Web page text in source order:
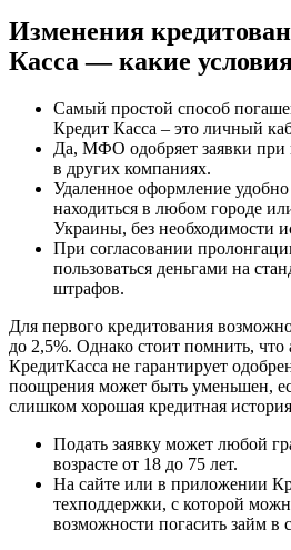
Изменения
Касса — какие
Самый простой способ
Кредит Касса – это личный
Да, МФО одобряет заявки при
в других компаниях.
Удаленное оформление
находиться в любом городе
Украины, без необходимости
При согласовании
пользоваться деньгами на
штрафов.
Для первого кредитования
до 2,5%. Однако стоит помнить, что
КредитКасса не гарантирует
поощрения может быть уменьшен,
слишком хорошая кредитная
Подать заявку может любой
возрасте от 18 до 75 лет.
На сайте или в приложении
техподдержки, с которой
возможности погасить займ в